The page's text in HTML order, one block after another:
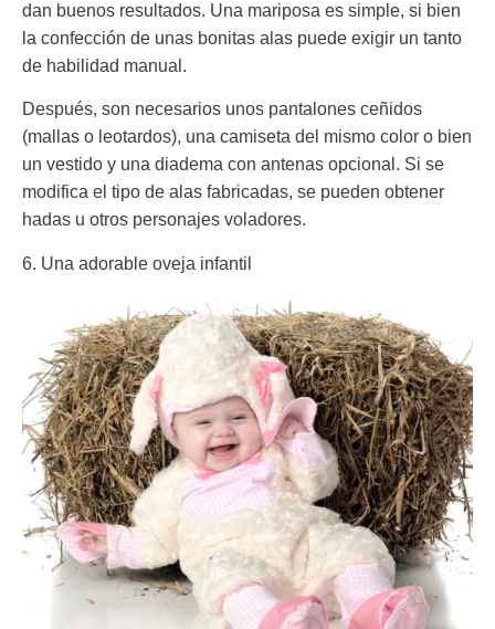
dan buenos resultados. Una mariposa es simple, si bien
la confección de unas bonitas alas puede exigir un tanto
de habilidad manual.
Después, son necesarios unos pantalones ceñidos
(mallas o leotardos), una camiseta del mismo color o bien
un vestido y una diadema con antenas opcional. Si se
modifica el tipo de alas fabricadas, se pueden obtener
hadas u otros personajes voladores.
6. Una adorable oveja infantil